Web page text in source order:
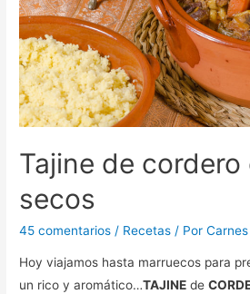
Tajine de
secos
45 comentarios / Recetas / Por
Hoy viajamos hasta marruecos para
un rico y aromático…TAJINE de